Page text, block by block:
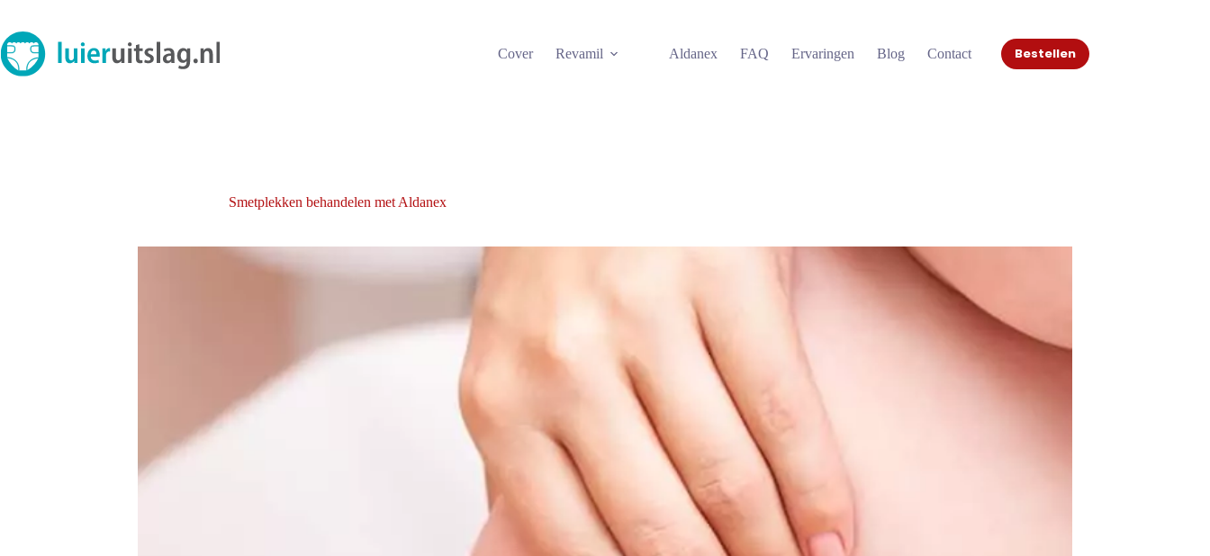
de
inhoud
Cover Revamil Aldanex FAQ Ervaringen Blog Contact Bestellen
Smetplekken behandelen met Aldanex